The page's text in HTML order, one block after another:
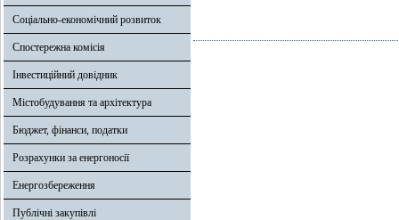
Соціально-економічний розвиток
Спостережна комісія
Інвестиційний довідник
Містобудування та архітектура
Бюджет, фінанси, податки
Розрахунки за енергоносії
Енергозбереження
Публічні закупівлі